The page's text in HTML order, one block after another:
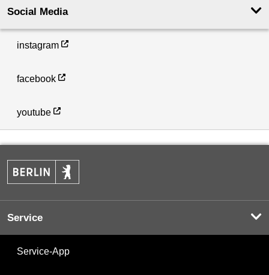
Social Media
instagram
facebook
youtube
Service
Service-App